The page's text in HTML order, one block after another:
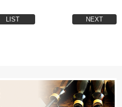
LIST NEXT